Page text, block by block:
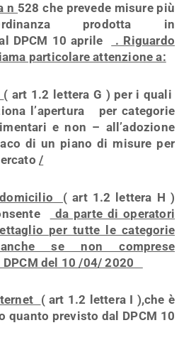
n 528 che prevede misure più
prodotta in
DPCM 10 aprile
. Riguardo
particolare attenzione a:
( art 1.2 lettera G ) per i quali
l’apertura per categorie
e non – all’adozione
di un piano di misure per
/
( art 1.2 lettera H )
da parte di operatori
per tutte le categorie
anche se non comprese
DPCM del 10 /04/ 2020
( art 1.2 lettera I ),che è
quanto previsto dal DPCM 10